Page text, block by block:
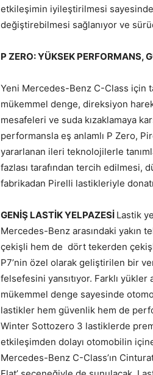
etkileşimin iyileştirilmesi sayesinde
değiştirebilmesi sağlanıyor ve
P ZERO: YÜKSEK PERFORMANS,
Yeni Mercedes-Benz C-Class için
mükemmel denge, direksiyon
mesafeleri ve suda kızaklamaya
performansla eş anlamlı P Zero,
yararlanan ileri teknolojilerle
fazlası tarafından tercih edilmesi,
fabrikadan Pirelli lastikleriyle
GENİŞ LASTİK YELPAZESİ Lastik
Mercedes-Benz arasındaki yakın
çekişli hem de dört tekerden
P7’nin özel olarak geliştirilen bir
felsefesini yansıtıyor. Farklı yükler
mükemmel denge sayesinde
lastikler hem güvenlik hem de
Winter Sottozero 3 lastiklerde
etkileşimden dolayı otomobilin
Mercedes-Benz C-Class’ın